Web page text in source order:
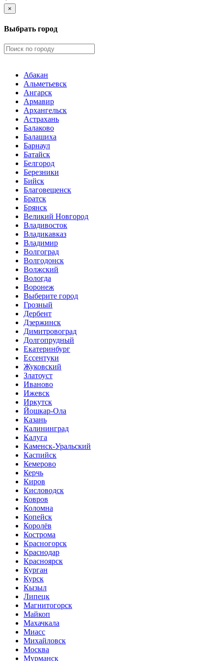
×
Выбрать город
Абакан
Альметьевск
Ангарск
Армавир
Архангельск
Астрахань
Балаково
Балашиха
Барнаул
Батайск
Белгород
Березники
Бийск
Благовещенск
Братск
Брянск
Великий Новгород
Владивосток
Владикавказ
Владимир
Волгоград
Волгодонск
Волжский
Вологда
Воронеж
Выберите город
Грозный
Дербент
Дзержинск
Димитровоград
Долгопрудный
Екатеринбург
Ессентуки
Жуковский
Златоуст
Иваново
Ижевск
Иркутск
Йошкар-Ола
Казань
Калининград
Калуга
Каменск-Уральский
Каспийск
Кемерово
Керчь
Киров
Кисловодск
Ковров
Коломна
Копейск
Королёв
Кострома
Красногорск
Краснодар
Красноярск
Курган
Курск
Кызыл
Липецк
Магнитогорск
Майкоп
Махачкала
Миасс
Михайловск
Москва
Мурманск